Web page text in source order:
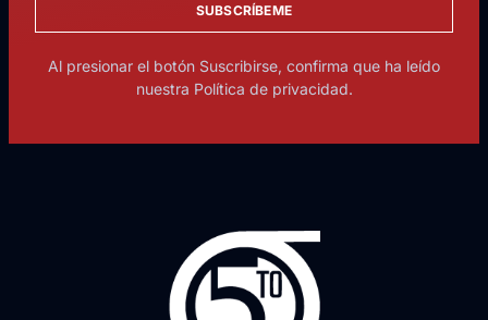
SUBSCRÍBEME
Al presionar el botón Suscribirse, confirma que ha leído
nuestra Política de privacidad.